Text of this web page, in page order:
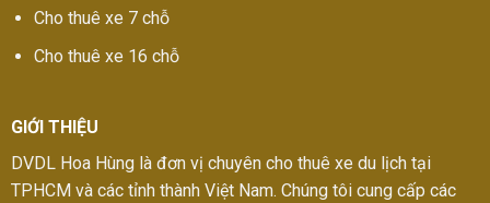
Cho thuê xe 7 chỗ
Cho thuê xe 16 chỗ
GIỚI THIỆU
DVDL Hoa Hùng là đơn vị chuyên cho thuê xe du lịch tại
TPHCM và các tỉnh thành Việt Nam. Chúng tôi cung cấp các